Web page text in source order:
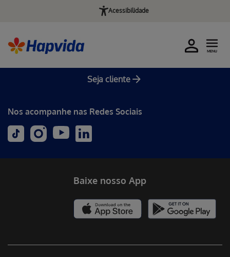
Acessibilidade
Seja cliente
MENU
Nos acompanhe nas Redes Sociais
Baixe nosso App